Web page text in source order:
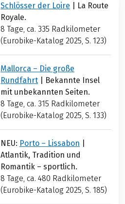
Schlösser der Loire | La Route
Royale.
8 Tage, ca. 335 Radkilometer
(Eurobike-Katalog 2025, S. 123)
Mallorca – Die große
Rundfahrt | Bekannte Insel
mit unbekannten Seiten.
8 Tage, ca. 315 Radkilometer
(Eurobike-Katalog 2025, S. 133)
NEU: Porto – Lissabon
Atlantik, Tradition und
Romantik – sportlich.
8 Tage, ca. 480 Radkilometer
(Eurobike-Katalog 2025, S. 185)